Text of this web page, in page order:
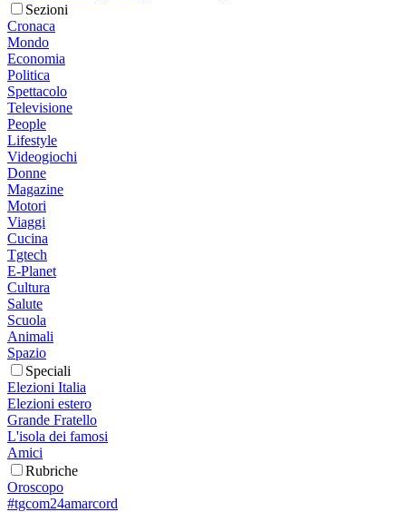
Sezioni
Cronaca
Mondo
Economia
Politica
Spettacolo
Televisione
People
Lifestyle
Videogiochi
Donne
Magazine
Motori
Viaggi
Cucina
Tgtech
E-Planet
Cultura
Salute
Scuola
Animali
Spazio
Speciali
Elezioni Italia
Elezioni estero
Grande Fratello
L'isola dei famosi
Amici
Rubriche
Oroscopo
#tgcom24amarcord